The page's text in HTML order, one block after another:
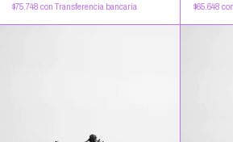
$75.748 con Transferencia bancaria $65.648 con